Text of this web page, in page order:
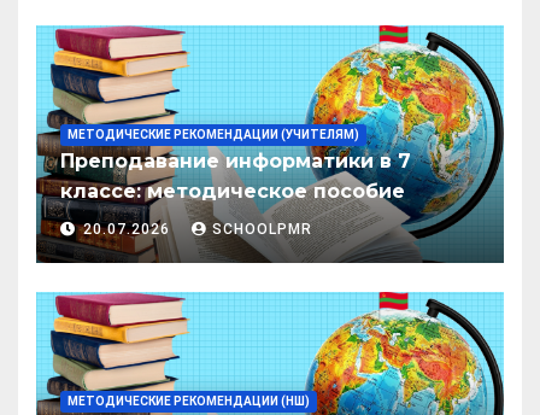
МЕТОДИЧЕСКИЕ РЕКОМЕНДАЦИИ (УЧИТЕЛЯМ)
Преподавание информатики в 7
классе: методическое пособие
20.07.2026 SCHOOLPMR
МЕТОДИЧЕСКИЕ РЕКОМЕНДАЦИИ (НШ)